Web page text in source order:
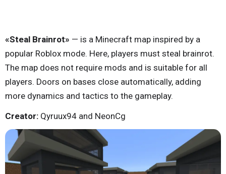
«Steal Brainrot» — is a Minecraft map inspired by a
popular Roblox mode. Here, players must steal brainrot.
The map does not require mods and is suitable for all
players. Doors on bases close automatically, adding
more dynamics and tactics to the gameplay.
Creator: Qyruux94 and NeonCg